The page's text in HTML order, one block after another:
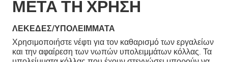
ΜΕΤΑ ΤΗ ΧΡΗΣΗ
ΛΕΚΈΔΕΣ/ΥΠΟΛΕΊΜΜΑΤΑ
Χρησιμοποιήστε νέφτι για τον καθαρισμό των εργαλείων
και την αφαίρεση των νωπών υπολειμμάτων κόλλας. Τα